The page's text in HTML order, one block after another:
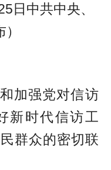
中共中央、
加强党对信访
新时代信访工
群众的密切联